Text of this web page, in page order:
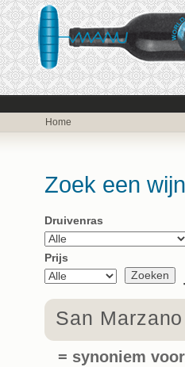
Home
Zoek een wijn
Druivenras
Prijs
San
= synoniem